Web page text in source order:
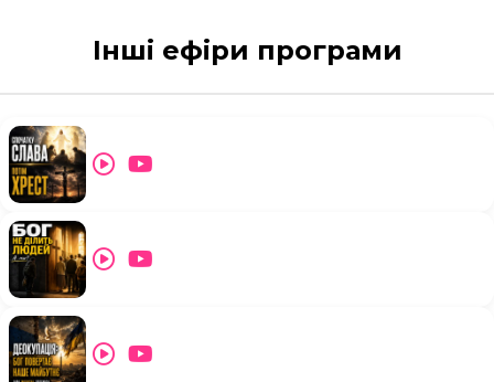
Інші ефіри програми